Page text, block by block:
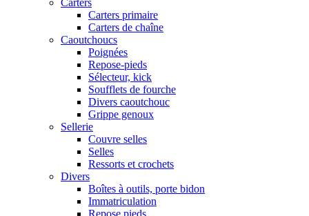
Carters
Carters primaire
Carters de chaîne
Caoutchoucs
Poignées
Repose-pieds
Sélecteur, kick
Soufflets de fourche
Divers caoutchouc
Grippe genoux
Sellerie
Couvre selles
Selles
Ressorts et crochets
Divers
Boîtes à outils, porte bidon
Immatriculation